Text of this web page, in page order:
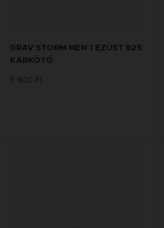
GRAV STORM MEN 1 EZÜST 925
KARKÖTŐ
9 900 Ft